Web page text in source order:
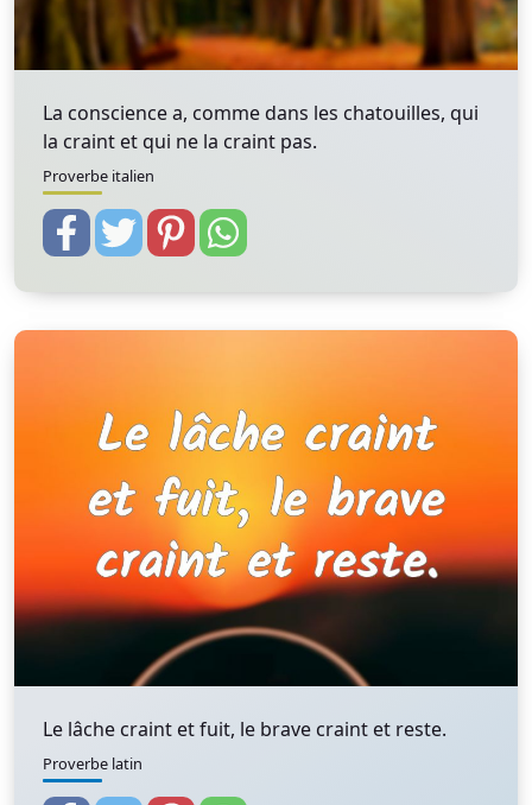
La conscience a, comme dans les chatouilles, qui
la craint et qui ne la craint pas.
Proverbe italien
Le lâche craint et fuit, le brave craint et reste.
Proverbe latin